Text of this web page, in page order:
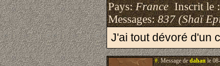
Pays:FranceInscrit le
Messages:837 (Shaï
J'ai tout dévoré d'un
#.Message dedahanle